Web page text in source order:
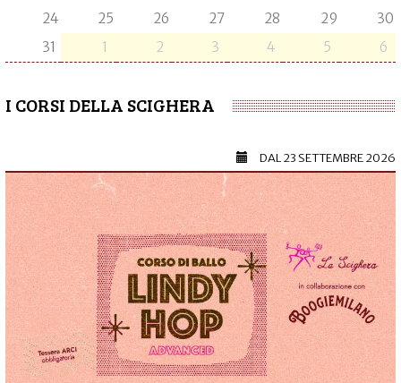
24
25 26 27 28 29
30
31
1 2 3 4 5 6
I CORSI DELLA SCIGHERA
DAL23 SETTEMBRE 2026